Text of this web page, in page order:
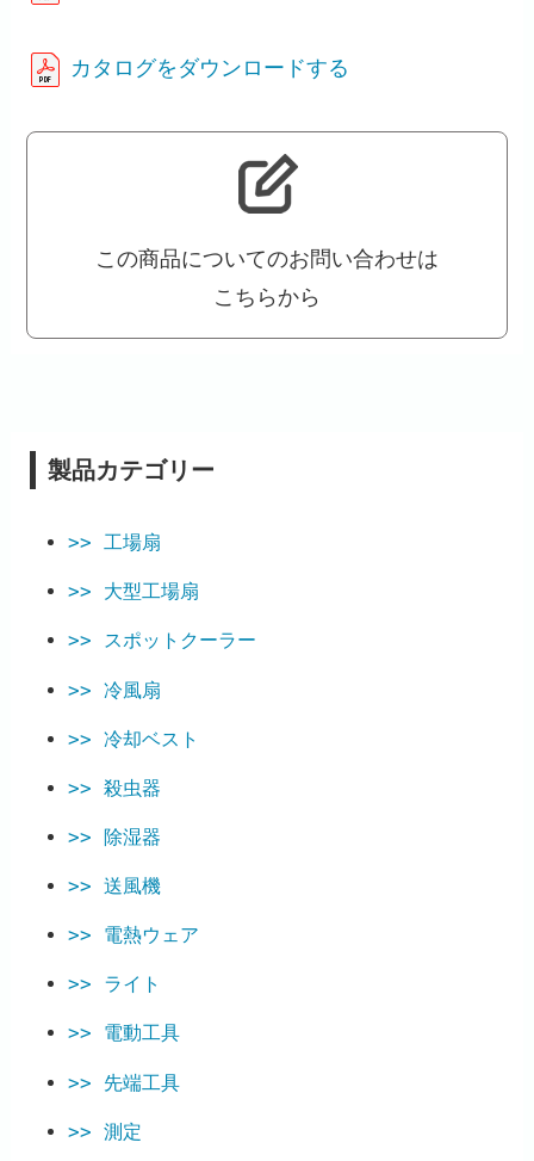
カタログをダウンロードする
この商品についてのお問い合わせは
こちらから
製品カテゴリー
工場扇
大型工場扇
スポットクーラー
冷風扇
冷却ベスト
殺虫器
除湿器
送風機
電熱ウェア
ライト
電動工具
先端工具
測定